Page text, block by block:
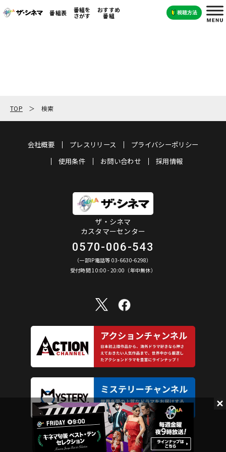
番組表 番組を
さがす
おすすめ
番組
TOP 検索
会社概要 プレスリリース
プライバシーポリシー
使用条件
お問い合わせ 採用情報
ザ・シネマ
カスタマーセンター
0570-006-543
（一部IP電話等 03-6630-6298）
受付時間 10:00 - 20:00（年中無休）
AXN Entertainment Co., Ltd. All Rights Reserved.